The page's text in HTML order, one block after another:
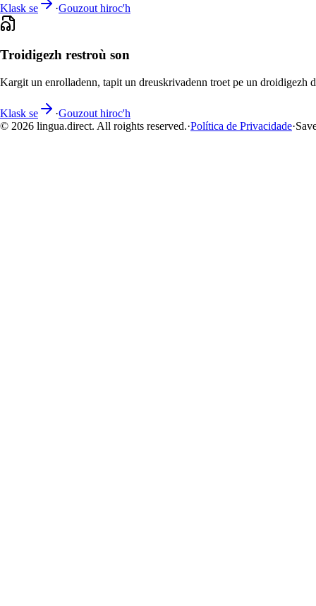
Klask se ·Gouzout hiroc'h
Troidigezh restroù son
Kargit un enrolladenn, tapit un dreuskrivadenn troet pe un droidigezh
Klask se ·Gouzout hiroc'h
© 2026 lingua.direct. All roights reserved.·Política de Privacidade·